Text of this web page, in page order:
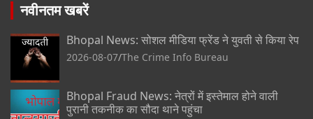
नवीनतम खबरें
Bhopal News: सोशल मीडिया फ्रेंड ने युवती से किया रेप
2026-08-07 The Crime Info Bureau
Bhopal Fraud News: नेत्रों में इस्तेमाल होने वाली
पुरानी तकनीक का सौदा थाने पहुंचा